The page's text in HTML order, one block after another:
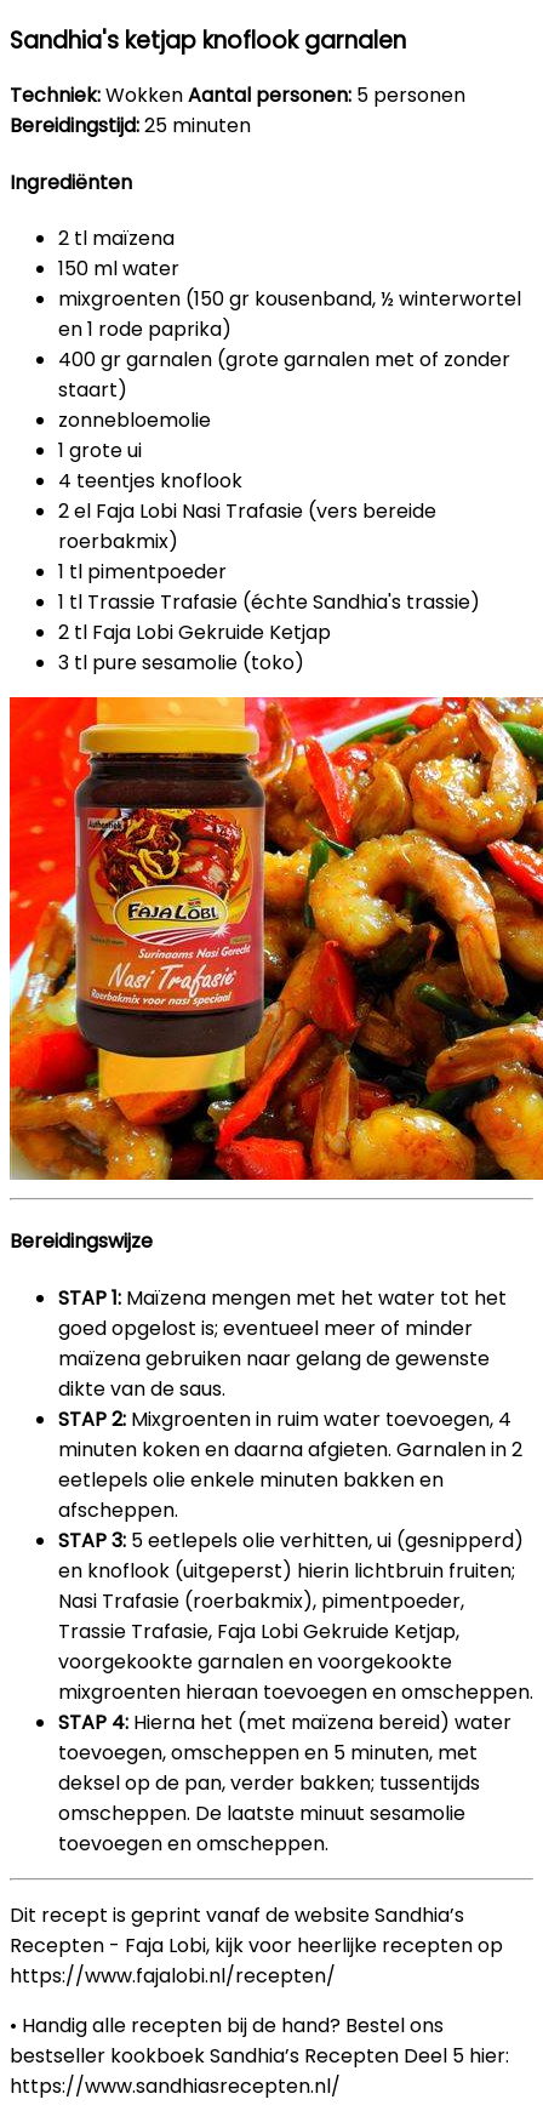
Sandhia's ketjap knoflook garnalen
Techniek:WokkenAantal personen: 5 personen
Bereidingstijd:25 minuten
Ingrediënten
2 tl maïzena
150 ml water
mixgroenten (150 gr kousenband, ½ winterwortel
en 1 rode paprika)
400 gr garnalen (grote garnalen met of zonder
staart)
zonnebloemolie
1 grote ui
4 teentjes knoflook
2 el Faja Lobi Nasi Trafasie (vers bereide
roerbakmix)
1 tl pimentpoeder
1 tl Trassie Trafasie (échte Sandhia's trassie)
2 tl Faja Lobi Gekruide Ketjap
3 tl pure sesamolie (toko)
Bereidingswijze
STAP 1: Maïzena mengen met het water tot het
goed opgelost is; eventueel meer of minder
maïzena gebruiken naar gelang de gewenste
dikte van de saus.
STAP 2: Mixgroenten in ruim water toevoegen, 4
minuten koken en daarna afgieten. Garnalen in 2
eetlepels olie enkele minuten bakken en
afscheppen.
STAP 3: 5 eetlepels olie verhitten, ui (gesnipperd)
en knoflook (uitgeperst) hierin lichtbruin fruiten;
Nasi Trafasie (roerbakmix), pimentpoeder,
Trassie Trafasie, Faja Lobi Gekruide Ketjap,
voorgekookte garnalen en voorgekookte
mixgroenten hieraan toevoegen en omscheppen.
STAP 4: Hierna het (met maïzena bereid) water
toevoegen, omscheppen en 5 minuten, met
deksel op de pan, verder bakken; tussentijds
omscheppen. De laatste minuut sesamolie
toevoegen en omscheppen.
Dit recept is geprint vanaf de website Sandhia’s
Recepten - Faja Lobi, kijk voor heerlijke recepten op
https://www.fajalobi.nl/recepten/
• Handig alle recepten bij de hand? Bestel ons
bestseller kookboek Sandhia’s Recepten Deel 5 hier:
https://www.sandhiasrecepten.nl/